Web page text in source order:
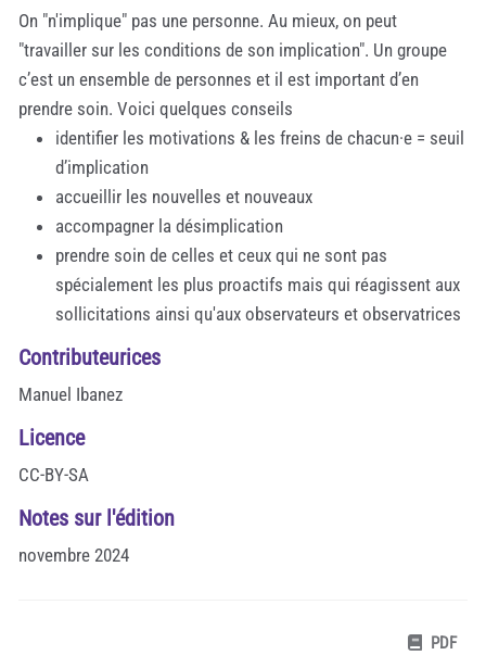
On "n'implique" pas une personne. Au mieux, on peut
"travailler sur les conditions de son implication". Un groupe
c’est un ensemble de personnes et il est important d’en
prendre soin. Voici quelques conseils
identifier les motivations & les freins de chacun·e = seuil
d’implication
accueillir les nouvelles et nouveaux
accompagner la désimplication
prendre soin de celles et ceux qui ne sont pas
spécialement les plus proactifs mais qui réagissent aux
sollicitations ainsi qu'aux observateurs et observatrices
Contributeurices
Manuel Ibanez
Licence
CC-BY-SA
Notes sur l'édition
novembre 2024
PDF